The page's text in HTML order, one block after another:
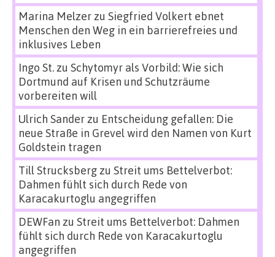
Marina Melzerzu Siegfried Volkert ebnet
Menschen den Weg in ein barrierefreies und
inklusives Leben
Ingo St.zu Schytomyr als Vorbild: Wie sich
Dortmund auf Krisen und Schutzräume
vorbereiten will
Ulrich Sanderzu Entscheidung gefallen: Die
neue Straße in Grevel wird den Namen von Kurt
Goldstein tragen
Till Strucksbergzu Streit ums Bettelverbot:
Dahmen fühlt sich durch Rede von
Karacakurtoglu angegriffen
DEWFan zu Streit ums Bettelverbot: Dahmen
fühlt sich durch Rede von Karacakurtoglu
angegriffen